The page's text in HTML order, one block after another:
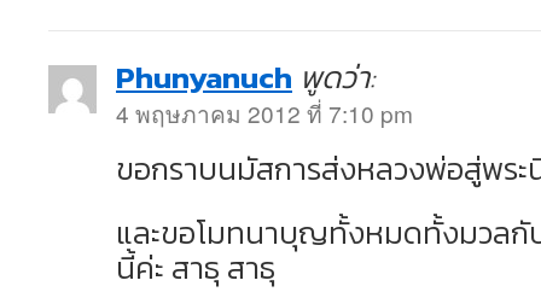
Phunyanuch พูดว่า:
4 พฤษภาคม 2012 ที่ 7:10 pm
ขอกราบนมัสการส่งหลวงพ่อสู่พระ
และขอโมทนาบุญทั้งหมดทั้งมวล
นี้ค่ะ สาธุ สาธุ